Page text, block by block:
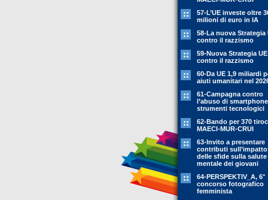
57-L’UE investe oltre
milioni di euro in IA
58-La nuova Strategia
contro il razzismo
59-Nuova Strategia UE
contro il razzismo
60-Da UE 1,9 miliardi
aiuti umanitari nel
61-Campagna contro
l’abuso di
strumenti tecnologici
62-Bando per 370
MAECI-MUR-CRUI
63-Invito a presentare
contributi sull’impatto
delle sfide sulla salute
mentale dei giovani
64-PERSPEKTIV_A, 6°
concorso fotografico
femminista